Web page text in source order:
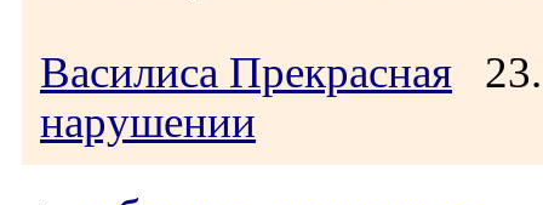
Василиса Прекрасная
нарушении